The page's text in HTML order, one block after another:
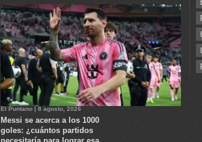
El Puntano | 8 agosto, 2026
Messi se acerca a los 1000
goles: ¿cuántos partidos